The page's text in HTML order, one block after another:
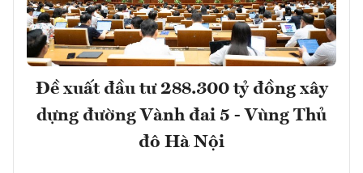
Đề xuất đầu tư 288.300 tỷ đồng xây
dựng đường Vành đai 5 - Vùng Thủ
đô Hà Nội